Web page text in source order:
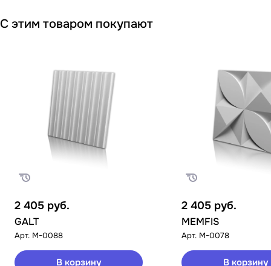
С этим товаром покупают
2 405 руб.
GALT
Арт. M-0088
В корзину
2 405 руб.
MEMFIS
Арт. M-0078
В корзину